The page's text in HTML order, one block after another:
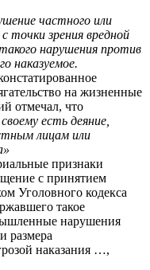
частного или
точки зрения вредной
нарушения против
наказуемое.
на жизненные
отмечал, что
есть деяние,
лицам или
признаки
с принятием
Уголовного кодекса
такое
нарушения
размера
наказания …,